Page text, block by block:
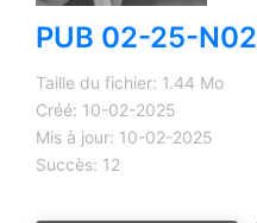
PUB 02-25-N02
Taille du fichier: 1.44 Mo
Créé: 10-02-2025
Mis à jour: 10-02-2025
Succès: 12